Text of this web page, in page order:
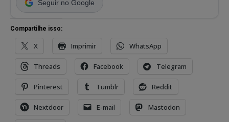
Seguir no Google
Compartilhe isso:
X Imprimir WhatsApp
Threads Facebook Telegram
Pinterest Tumblr Reddit
Nextdoor E-mail Mastodon